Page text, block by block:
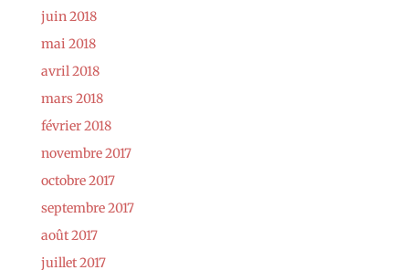
juin 2018
mai 2018
avril 2018
mars 2018
février 2018
novembre 2017
octobre 2017
septembre 2017
août 2017
juillet 2017